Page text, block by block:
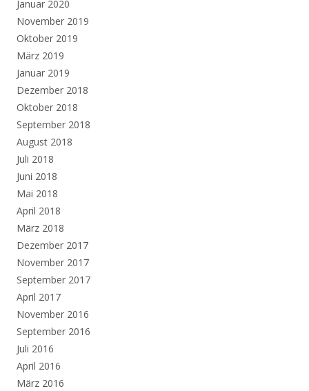
Januar 2020
November 2019
Oktober 2019
März 2019
Januar 2019
Dezember 2018
Oktober 2018
September 2018
August 2018
Juli 2018
Juni 2018
Mai 2018
April 2018
März 2018
Dezember 2017
November 2017
September 2017
April 2017
November 2016
September 2016
Juli 2016
April 2016
März 2016